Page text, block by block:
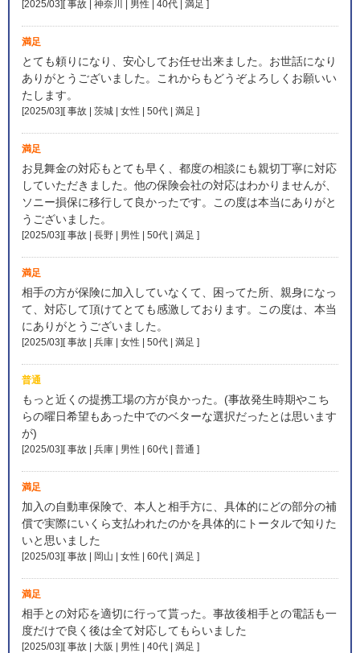
[2025/03][ 事故 | 神奈川 | 男性 | 40代 | 満足 ]
満足
とても頼りになり、安心してお任せ出来ました。お世話になり
ありがとうございました。これからもどうぞよろしくお願いい
たします。
[2025/03][ 事故 | 茨城 | 女性 | 50代 | 満足 ]
満足
お見舞金の対応もとても早く、都度の相談にも親切丁寧に対応
していただきました。他の保険会社の対応はわかりませんが、
ソニー損保に移行して良かったです。この度は本当にありがと
うございました。
[2025/03][ 事故 | 長野 | 男性 | 50代 | 満足 ]
満足
相手の方が保険に加入していなくて、困ってた所、親身になっ
て、対応して頂けてとても感激しております。この度は、本当
にありがとうございました。
[2025/03][ 事故 | 兵庫 | 女性 | 50代 | 満足 ]
普通
もっと近くの提携工場の方が良かった。(事故発生時期やこち
らの曜日希望もあった中でのベターな選択だったとは思います
が)
[2025/03][ 事故 | 兵庫 | 男性 | 60代 | 普通 ]
満足
加入の自動車保険で、本人と相手方に、具体的にどの部分の補
償で実際にいくら支払われたのかを具体的にトータルで知りた
いと思いました
[2025/03][ 事故 | 岡山 | 女性 | 60代 | 満足 ]
満足
相手との対応を適切に行って貰った。事故後相手との電話も一
度だけで良く後は全て対応してもらいました
[2025/03][ 事故 | 大阪 | 男性 | 40代 | 満足 ]